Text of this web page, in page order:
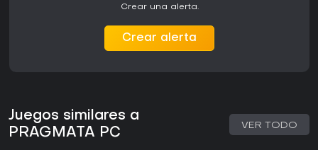
Crear una alerta.
Crear alerta
Juegos similares a
PRAGMATA PC
VER TODO